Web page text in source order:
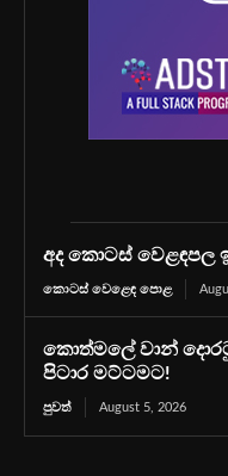
අද කොටස් වෙළඳපල
කොටස් වෙළෙඳ පොළ
කොත්මලේ වාන්
පිටාර මට්ටමට!
පුවත් August 5, 2026